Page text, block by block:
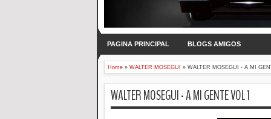
PAGINA PRINCIPAL BLOGS AMIGOS
Home » WALTER MOSEGUI » WALTER MOSEGUI - A MI
WALTER MOSEGUI - A MI GENTE VOL 1